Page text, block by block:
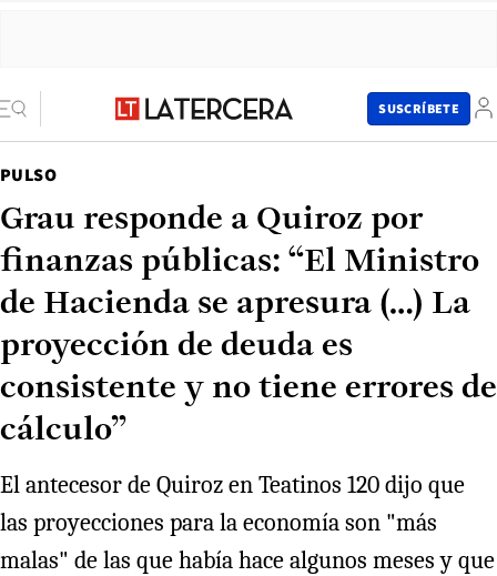
SUSCRÍBETE
PULSO
Grau responde a Quiroz por
finanzas públicas: “El Ministro
de Hacienda se apresura (…) La
proyección de deuda es
consistente y no tiene errores de
cálculo”
El antecesor de Quiroz en Teatinos 120 dijo que
las proyecciones para la economía son "más
malas" de las que había hace algunos meses y que